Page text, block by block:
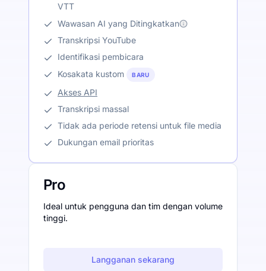
VTT
Wawasan AI yang Ditingkatkan
Transkripsi YouTube
Identifikasi pembicara
Kosakata kustom
BARU
Akses API
Transkripsi massal
Tidak ada periode retensi untuk file media
Dukungan email prioritas
Pro
Ideal untuk pengguna dan tim dengan volume
tinggi.
Langganan sekarang